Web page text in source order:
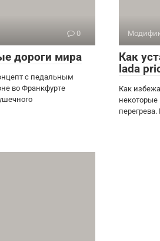
0
дороги мира
с педальным
во Франкфурте
Как
lada
Как
некоторые
перегрева.